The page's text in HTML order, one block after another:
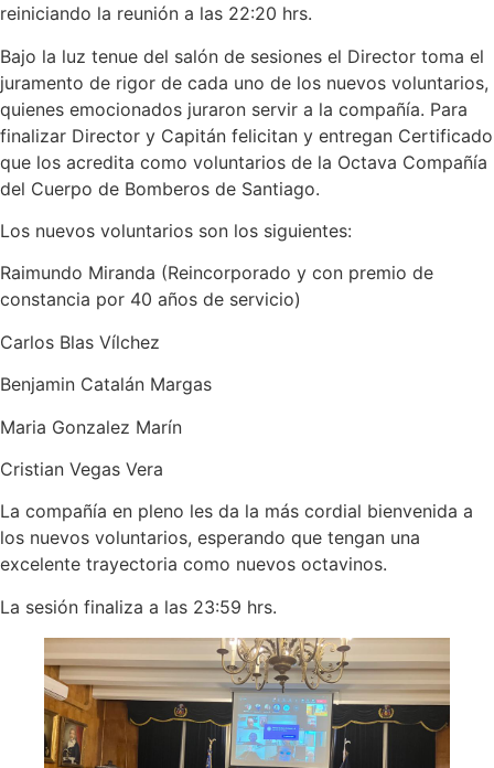
reiniciando la reunión a las 22:20 hrs.
Bajo la luz tenue del salón de sesiones el Director toma el
juramento de rigor de cada uno de los nuevos voluntarios,
quienes emocionados juraron servir a la compañía. Para
finalizar Director y Capitán felicitan y entregan Certificado
que los acredita como voluntarios de la Octava Compañía
del Cuerpo de Bomberos de Santiago.
Los nuevos voluntarios son los siguientes:
Raimundo Miranda (Reincorporado y con premio de
constancia por 40 años de servicio)
Carlos Blas Vílchez
Benjamin Catalán Margas
Maria Gonzalez Marín
Cristian Vegas Vera
La compañía en pleno les da la más cordial bienvenida a
los nuevos voluntarios, esperando que tengan una
excelente trayectoria como nuevos octavinos.
La sesión finaliza a las 23:59 hrs.